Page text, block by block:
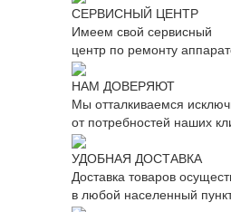
СЕРВИСНЫЙ ЦЕНТР
Имеем свой сервисный
центр по ремонту
НАМ ДОВЕРЯЮТ
Мы отталкиваемся
от потребностей наших
УДОБНАЯ ДОСТАВКА
Доставка товаров
в любой населенный